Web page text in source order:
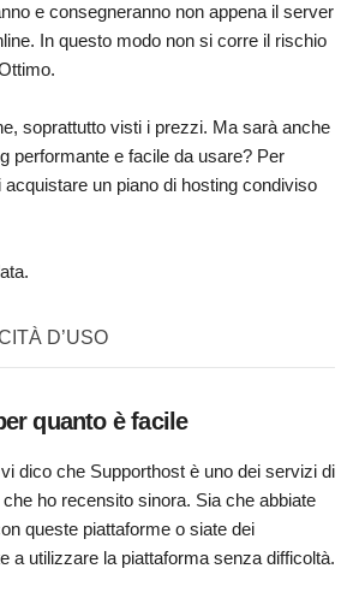
e consegneranno non appena il server
In questo modo non si corre il rischio
soprattutto visti i prezzi. Ma sarà anche
performante e facile da usare? Per
un piano di hosting condiviso
D’USO
quanto è facile
dico che Supporthost è uno dei servizi di
ho recensito sinora. Sia che abbiate
queste piattaforme o siate dei
a utilizzare la piattaforma senza difficoltà.